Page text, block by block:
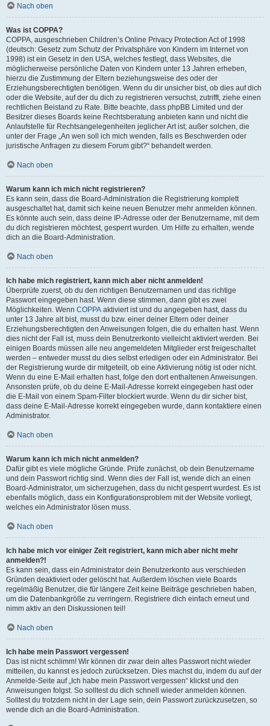
Nach oben
Was ist COPPA?
COPPA, ausgeschrieben Children’s Online Privacy Protection Act of 1998
(deutsch: Gesetz zum Schutz der Privatsphäre von Kindern im Internet von
1998) ist ein Gesetz in den USA, welches festlegt, dass Websites, die
möglicherweise persönliche Daten von Kindern unter 13 Jahren erheben,
hierzu die Zustimmung der Eltern beziehungsweise des oder der
Erziehungsberechtigten benötigen. Wenn du dir unsicher bist, ob dies auf dich
oder die Website, auf der du dich zu registrieren versuchst, zutrifft, ziehe einen
rechtlichen Beistand zu Rate. Bitte beachte, dass phpBB Limited und der
Besitzer dieses Boards keine Rechtsberatung anbieten kann und nicht die
Anlaufstelle für Rechtsangelegenheiten jeglicher Art ist; außer solchen, die
unter der Frage „An wen soll ich mich wenden, falls es Beschwerden oder
juristische Anfragen zu diesem Forum gibt?“ behandelt werden.
Nach oben
Warum kann ich mich nicht registrieren?
Es kann sein, dass die Board-Administration die Registrierung komplett
ausgeschaltet hat, damit sich keine neuen Benutzer mehr anmelden können.
Es könnte auch sein, dass deine IP-Adresse oder der Benutzername, mit dem
du dich registrieren möchtest, gesperrt wurden. Um Hilfe zu erhalten, wende
dich an die Board-Administration.
Nach oben
Ich habe mich registriert, kann mich aber nicht anmelden!
Überprüfe zuerst, ob du den richtigen Benutzernamen und das richtige
Passwort eingegeben hast. Wenn diese stimmen, dann gibt es zwei
Möglichkeiten. Wenn COPPA aktiviert ist und du angegeben hast, dass du
unter 13 Jahre alt bist, musst du bzw. einer deiner Eltern oder deiner
Erziehungsberechtigten den Anweisungen folgen, die du erhalten hast. Wenn
dies nicht der Fall ist, muss dein Benutzerkonto vielleicht aktiviert werden. Bei
einigen Boards müssen alle neu angemeldeten Mitglieder erst freigeschaltet
werden – entweder musst du dies selbst erledigen oder ein Administrator. Bei
der Registrierung wurde dir mitgeteilt, ob eine Aktivierung nötig ist oder nicht.
Wenn du eine E-Mail erhalten hast, folge den dort enthaltenen Anweisungen.
Ansonsten prüfe, ob du deine E-Mail-Adresse korrekt eingegeben hast oder
die E-Mail von einem Spam-Filter blockiert wurde. Wenn du dir sicher bist,
dass deine E-Mail-Adresse korrekt eingegeben wurde, dann kontaktiere einen
Administrator.
Nach oben
Warum kann ich mich nicht anmelden?
Dafür gibt es viele mögliche Gründe. Prüfe zunächst, ob dein Benutzername
und dein Passwort richtig sind. Wenn dies der Fall ist, wende dich an einen
Board-Administrator, um sicherzugehen, dass du nicht gesperrt wurdest. Es ist
ebenfalls möglich, dass ein Konfigurationsproblem mit der Website vorliegt,
welches ein Administrator lösen muss.
Nach oben
Ich habe mich vor einiger Zeit registriert, kann mich aber nicht mehr
anmelden?!
Es kann sein, dass ein Administrator dein Benutzerkonto aus verschieden
Gründen deaktiviert oder gelöscht hat. Außerdem löschen viele Boards
regelmäßig Benutzer, die für längere Zeit keine Beiträge geschrieben haben,
um die Datenbankgröße zu verringern. Registriere dich einfach erneut und
nimm aktiv an den Diskussionen teil!
Nach oben
Ich habe mein Passwort vergessen!
Das ist nicht schlimm! Wir können dir zwar dein altes Passwort nicht wieder
mitteilen, du kannst es jedoch zurücksetzen. Dies machst du, indem du auf der
Anmelde-Seite auf „Ich habe mein Passwort vergessen“ klickst und den
Anweisungen folgst. So solltest du dich schnell wieder anmelden können.
Solltest du trotzdem nicht in der Lage sein, dein Passwort zurückzusetzen, so
wende dich an die Board-Administration.